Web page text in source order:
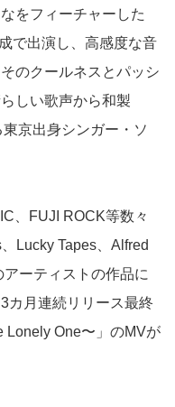
をフィーチャーした
で出演し、高感度な音
のクールネスとパッシ
しい歌声から和製
京出身シンガー・ソ
、FUJI ROCK等数々
Lucky Tapes、Alfred
ーティストの作品に
カ月連続リリース最終
Lonely One〜」のMVが